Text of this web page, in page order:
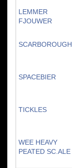
LEMMER
FJOUWER
SCARBOROUGH
SPACEBIER
TICKLES
WEE HEAVY
PEATED SC.ALE